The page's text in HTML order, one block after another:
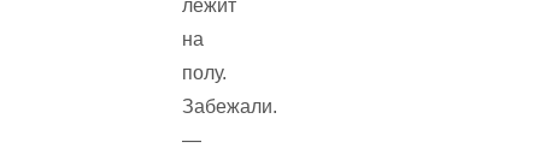
лежит
на
полу.
Забежали.
—